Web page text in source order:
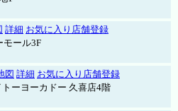
詳細 お気に入り店舗登録
モール3F
図 詳細 お気に入り店舗登録
ーヨーカドー 久喜店4階